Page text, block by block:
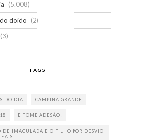
(5.008)
doido
(2)
(3)
TAGS
DO DIA CAMPINA GRANDE
E TOME ADESÃO!
DE IMACULADA E O FILHO POR DESVIO